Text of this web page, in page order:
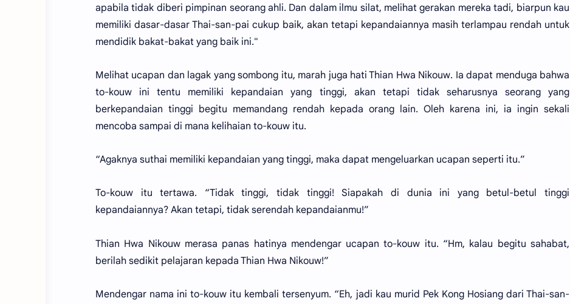
apabila tidak diberi pimpinan seorang ahli. Dan dalam ilmu silat, melihat gerakan mereka tadi, biarpun kau
memiliki dasar-dasar Thai-san-pai cukup baik, akan tetapi kepandaiannya masih terlampau rendah untuk
mendidik bakat-bakat yang baik ini."
Melihat ucapan dan lagak yang sombong itu, marah juga hati Thian Hwa Nikouw. Ia dapat menduga bahwa
to-kouw ini tentu memiliki kepandaian yang tinggi, akan tetapi tidak seharusnya seorang yang
berkepandaian tinggi begitu memandang rendah kepada orang lain. Oleh karena ini, ia ingin sekali
mencoba sampai di mana kelihaian to-kouw itu.
“Agaknya suthai memiliki kepandaian yang tinggi, maka dapat mengeluarkan ucapan seperti itu.”
To-kouw itu tertawa. “Tidak tinggi, tidak tinggi! Siapakah di dunia ini yang betul-betul tinggi
kepandaiannya? Akan tetapi, tidak serendah kepandaianmu!”
Thian Hwa Nikouw merasa panas hatinya mendengar ucapan to-kouw itu. “Hm, kalau begitu sahabat,
berilah sedikit pelajaran kepada Thian Hwa Nikouw!”
Mendengar nama ini to-kouw itu kembali tersenyum. “Eh, jadi kau murid Pek Kong Hosiang dari Thai-san-